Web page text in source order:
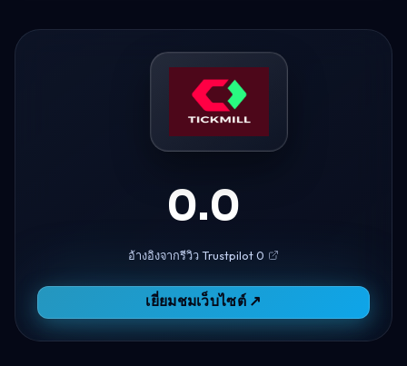
0.0
อ้างอิงจากรีวิว Trustpilot 0
เยี่ยมชมเว็บไซต์ ↗